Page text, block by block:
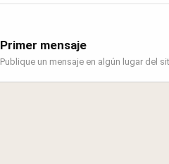
Primer mensaje
Publique un mensaje en algún lugar del